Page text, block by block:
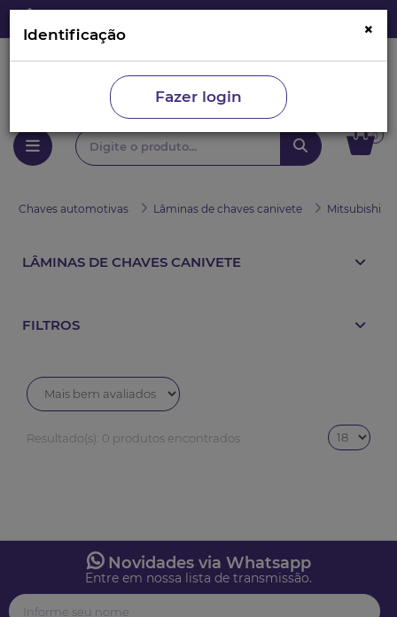
0
Chaves automotivas Lâminas de chaves canivete Mitsubishi
LÂMINAS DE CHAVES CANIVETE
FILTROS
Resultado(s): 0 produtos encontrados
Novidades via Whatsapp
Entre em nossa lista de transmissão.
×
Identificação
Fazer login